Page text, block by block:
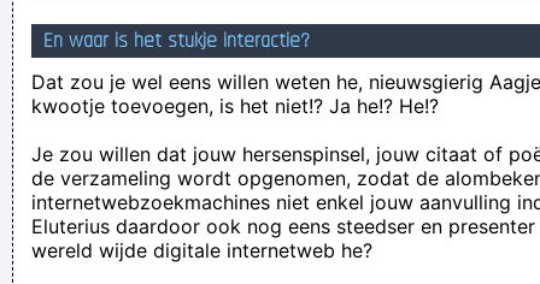
En waar is het stukje interactie?
Dat zou je wel eens willen weten he, nieuwsgierig
kwootje toevoegen, is het niet!? Ja he!? He!?
Je zou willen dat jouw hersenspinsel, jouw citaat of
de verzameling wordt opgenomen, zodat de
internetwebzoekmachines niet enkel jouw aanvulling
Eluterius daardoor ook nog eens steedser en
wereld wijde digitale internetweb he?